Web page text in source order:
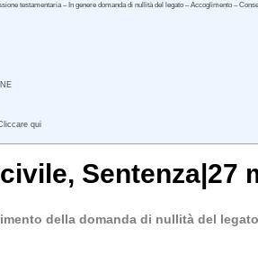
testamentaria – In genere domanda di nullità del legato – Accoglimento –
qui
civile, Sentenza|27
della domanda di nullità del